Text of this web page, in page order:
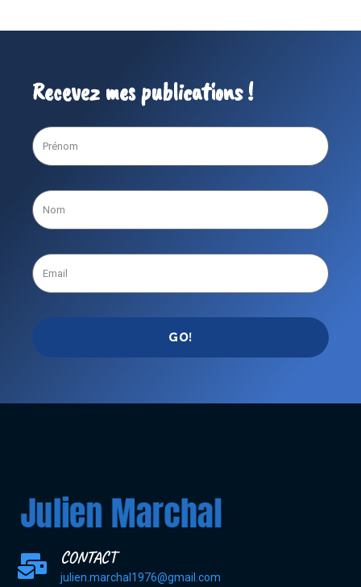
Recevez mes publications !
GO!
CONTACT
julien.marchal1976@gmail.com